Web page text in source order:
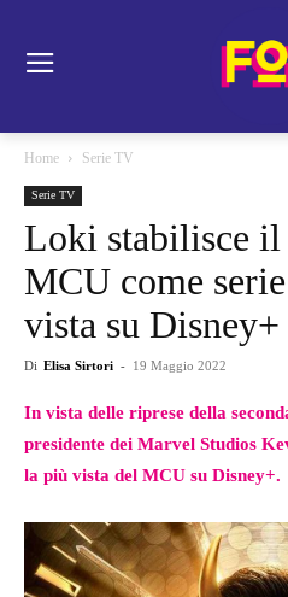
Home Serie TV
Serie TV
Loki stabilisce il
MCU come
vista su Disney+
Di Elisa Sirtori - 19 Maggio 2022
In vista delle riprese della
presidente dei Marvel Studios
la più vista del MCU su Disney+.